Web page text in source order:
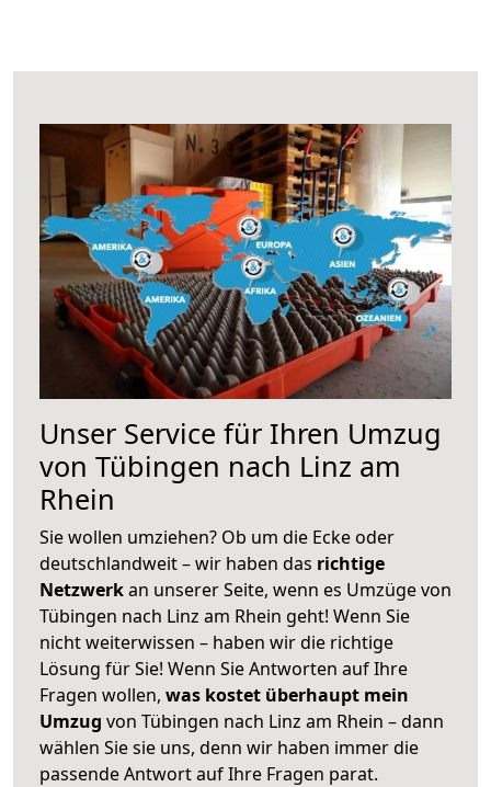
Unser Service für Ihren Umzug
von Tübingen nach Linz am
Rhein
Sie wollen umziehen? Ob um die Ecke oder
deutschlandweit – wir haben das richtige
Netzwerkan unserer Seite, wenn es Umzüge von
Tübingen nach Linz am Rhein geht! Wenn Sie
nicht weiterwissen – haben wir die richtige
Lösung für Sie! Wenn Sie Antworten auf Ihre
Fragen wollen, was kostet überhaupt mein
Umzug von Tübingen nach Linz am Rhein – dann
wählen Sie sie uns, denn wir haben immer die
passende Antwort auf Ihre Fragen parat.